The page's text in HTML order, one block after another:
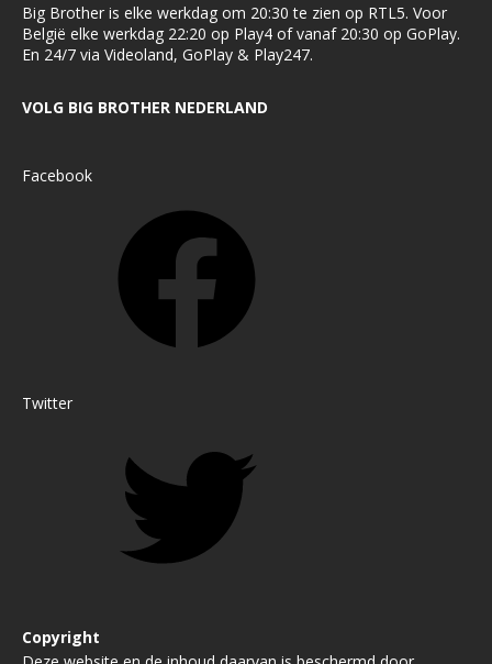
Big Brother is elke werkdag om 20:30 te zien op RTL5. Voor
België elke werkdag 22:20 op Play4 of vanaf 20:30 op GoPlay.
En 24/7 via Videoland, GoPlay & Play247.
VOLG BIG BROTHER NEDERLAND
Facebook
Twitter
Copyright